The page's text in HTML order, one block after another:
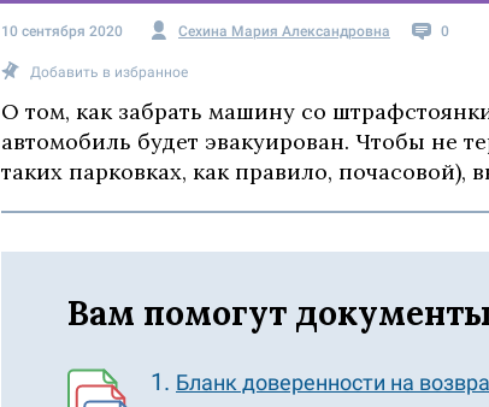
10 сентября 2020 Сехина Мария Александровна 0
Добавить в избранное
О том, как забрать машину со
автомобиль будет эвакуирован. Чтобы не
таких парковках, как правило, почасовой),
Вам помогут
Бланк доверенности на